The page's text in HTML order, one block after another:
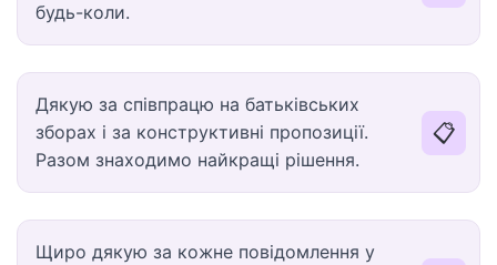
будь-коли.
Дякую за співпрацю на батьківських
зборах і за конструктивні пропозиції.
Разом знаходимо найкращі рішення.
📋
Щиро дякую за кожне повідомлення у